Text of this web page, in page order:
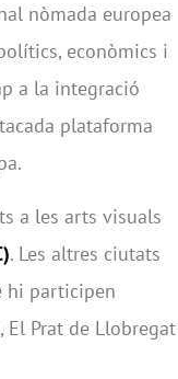
nòmada europea
econòmics i
a la integració
plataforma
a les arts visuals
. Les altres ciutats
hi participen
El Prat de Llobregat